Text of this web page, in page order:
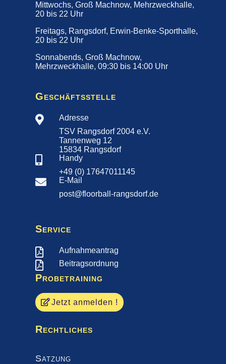
Mittwochs, Groß Machnow, Mehrzweckhalle,
20 bis 22 Uhr
Freitags, Rangsdorf, Erwin-Benke-Sporthalle,
20 bis 22 Uhr
Sonnabends, Groß Machnow,
Mehrzweckhalle, 09:30 bis 14:00 Uhr
Geschäftsstelle

Adresse
TSV Rangsdorf 2004 e.V.
Tannenweg 12
15834 Rangsdorf

Handy
+49 (0) 17647011145

E-Mail
post@floorball-rangsdorf.de
Service
 Aufnahmeantrag
 Beitragsordnung
Probetraining
Jetzt anmelden !
Rechtliches
Satzung